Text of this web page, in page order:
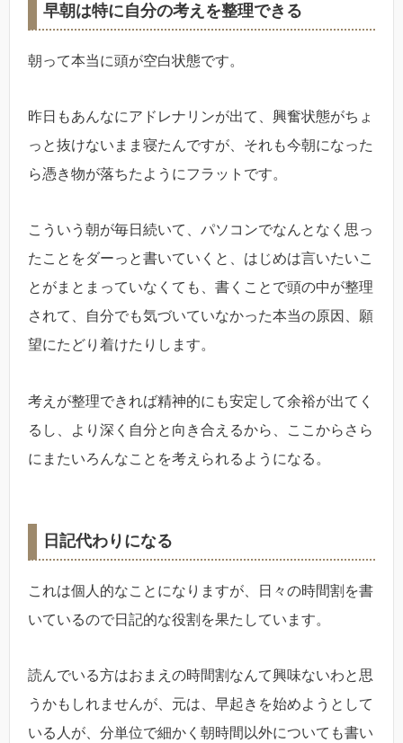
早朝は特に自分の考えを整理できる
朝って本当に頭が空白状態です。
昨日もあんなにアドレナリンが出て、興奮状態がちょ
っと抜けないまま寝たんですが、それも今朝になった
ら憑き物が落ちたようにフラットです。
こういう朝が毎日続いて、パソコンでなんとなく思っ
たことをダーっと書いていくと、はじめは言いたいこ
とがまとまっていなくても、書くことで頭の中が整理
されて、自分でも気づいていなかった本当の原因、願
望にたどり着けたりします。
考えが整理できれば精神的にも安定して余裕が出てく
るし、より深く自分と向き合えるから、ここからさら
にまたいろんなことを考えられるようになる。
日記代わりになる
これは個人的なことになりますが、日々の時間割を書
いているので日記的な役割を果たしています。
読んでいる方はおまえの時間割なんて興味ないわと思
うかもしれませんが、元は、早起きを始めようとして
いる人が、分単位で細かく朝時間以外についても書い